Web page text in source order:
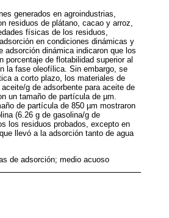
generados en agroindustrias,
residuos de plátano, cacao y arroz,
físicas de los residuos,
en condiciones dinámicas y
dinámica indicaron que los
porcentaje de flotabilidad superior al
la fase oleofílica. Sin embargo, se
a corto plazo, los materiales de
g de adsorbente para aceite de
un tamaño de partícula de µm.
de partícula de 850 µm mostraron
(6.26 g de gasolina/g de
los residuos probados, excepto en
llevó a la adsorción tanto de agua
de adsorción; medio acuoso